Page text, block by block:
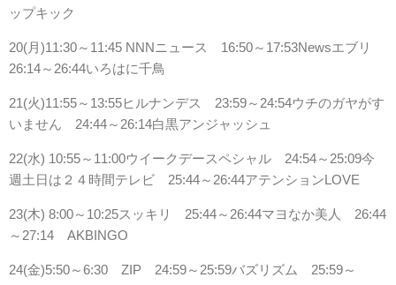
ップキック
20(月)11:30～11:45 NNNニュース 16:50～17:53Newsエブリ
26:14～26:44いろはに千鳥
21(火)11:55～13:55ヒルナンデス 23:59～24:54ウチのガヤがす
いません 24:44～26:14白黒アンジャッシュ
22(水) 10:55～11:00ウイークデースペシャル 24:54～25:09今
週土日は２４時間テレビ 25:44～26:44アテンションLOVE
23(木) 8:00～10:25スッキリ 25:44～26:44マヨなか美人 26:44
～27:14 AKBINGO
24(金)5:50～6:30 ZIP 24:59～25:59バズリズム 25:59～